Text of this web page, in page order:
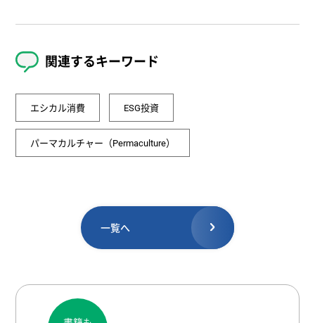
関連するキーワード
エシカル消費 ESG投資
パーマカルチャー（Permaculture）
一覧へ